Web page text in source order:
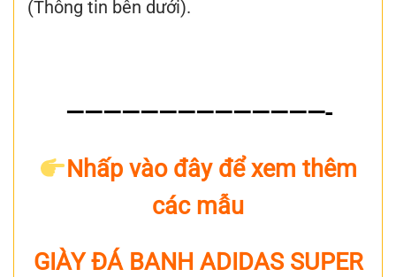
(Thông tin bên dưới).
——————————————-
Nhấp vào đây để xem thêm
các mẫu
GIÀY ĐÁ BANH ADIDAS SUPER